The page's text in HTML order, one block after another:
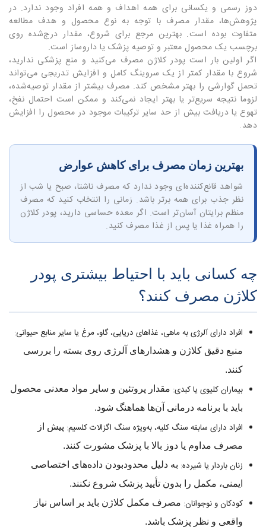
دوز رسمی و یکسانی برای همه اهداف و همه افراد وجود ندارد. در
پژوهش‌ها، مقدار مصرف با توجه به نوع محصول و هدف مطالعه
متفاوت بوده است. بهترین مرجع برای شروع، مقدار درج‌شده روی
برچسب یک محصول معتبر و توصیه پزشک یا داروساز است.
اگر اولین بار است پودر کلاژن مصرف می‌کنید و منع پزشکی ندارید،
شروع با مقدار کمتر از یک سروینگ کامل و افزایش تدریجی می‌تواند
تحمل گوارشی را بهتر مشخص کند. مصرف بیشتر از مقدار توصیه‌شده،
لزوما نتیجه سریع‌تر یا بهتر ایجاد نمی‌کند و ممکن است احتمال نفخ،
تهوع یا دریافت بیش از حد سایر ترکیبات موجود در محصول را افزایش
دهد.
بهترین زمان مصرف برای کاهش عوارض
شواهد قانع‌کننده‌ای وجود ندارد که مصرف ناشتا، صبح یا شب از
نظر جذب برای همه برتر باشد. زمانی را انتخاب کنید که مصرف
منظم برایتان آسان‌تر است. اگر معده حساسی دارید، پودر کلاژن
را همراه غذا یا پس از غذا مصرف کنید.
چه کسانی باید با احتیاط بیشتری پودر
کلاژن مصرف کنند؟
افراد دارای آلرژی به ماهی، غذاهای دریایی، گاو، مرغ یا سایر منابع حیوانی:
منبع دقیق کلاژن و هشدارهای آلرژی روی بسته را بررسی
کنند.
بیماران کلیوی یا کبدی: مقدار پروتئین و سایر مواد معدنی محصول
باید با برنامه درمانی آن‌ها هماهنگ شود.
افراد دارای سابقه سنگ کلیه، به‌ویژه سنگ اگزالات کلسیم: پیش از
مصرف مداوم یا دوز بالا با پزشک مشورت کنند.
زنان باردار یا شیرده: به دلیل محدودبودن داده‌های اختصاصی
ایمنی، مکمل را بدون تأیید پزشک شروع نکنند.
کودکان و نوجوانان: مصرف مکمل کلاژن باید بر اساس نیاز
واقعی و نظر پزشک باشد.